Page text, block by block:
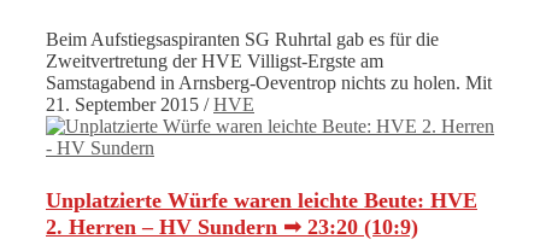
Beim Aufstiegsaspiranten SG Ruhrtal gab es für die
Zweitvertretung der HVE Villigst-Ergste am
Samstagabend in Arnsberg-Oeventrop nichts zu holen. Mit
21. September 2015 /HVE
Unplatzierte Würfe waren leichte Beute: HVE
2. Herren – HV Sundern ➟ 23:20 (10:9)